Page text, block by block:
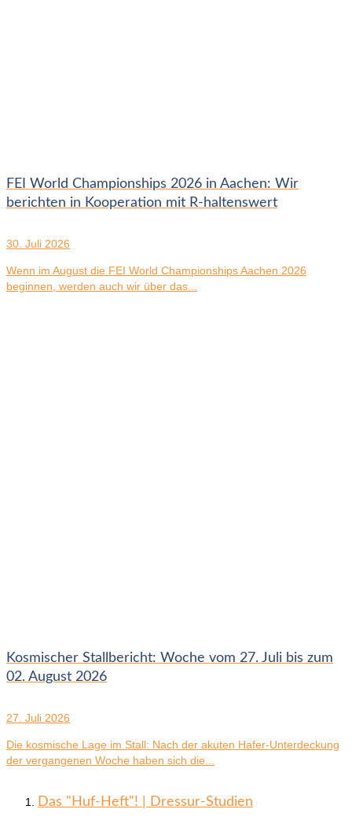
FEI World Championships 2026 in Aachen: Wir
berichten in Kooperation mit R-haltenswert
30. Juli 2026
Wenn im August die FEI World Championships Aachen 2026
beginnen, werden auch wir über das...
Kosmischer Stallbericht: Woche vom 27. Juli bis zum
02. August 2026
27. Juli 2026
Die kosmische Lage im Stall: Nach der akuten Hafer-Unterdeckung
der vergangenen Woche haben sich die...
Das "Huf-Heft"! | Dressur-Studien